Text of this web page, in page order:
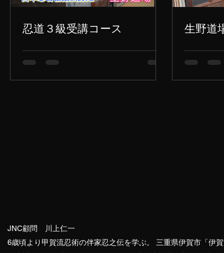
忍道３級受講コース 生野道
JNC顧問 川上仁一
6歳頃より甲賀流忍術の伴家忍之伝を学ぶ。 三重県伊賀市「伊